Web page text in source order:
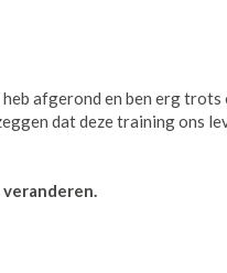
afgerond en ben erg
dat deze training ons